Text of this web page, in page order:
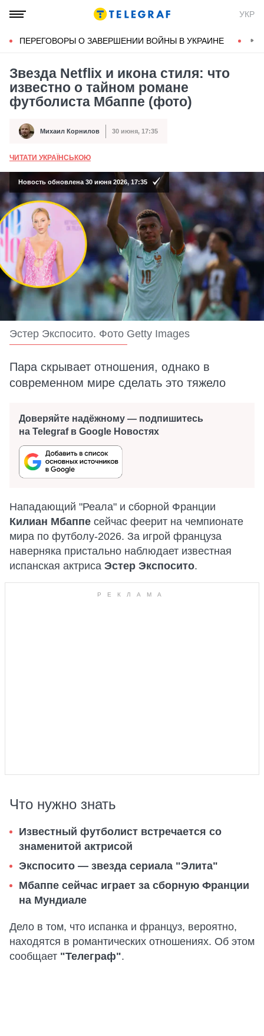
УКР
ПЕРЕГОВОРЫ О ЗАВЕРШЕНИИ ВОЙНЫ В УКРАИНЕ
Звезда Netflix и икона стиля: что
известно о тайном романе
футболиста Мбаппе (фото)
Автор Михаил Корнилов
Дата публикации 30 июня, 17:35
ЧИТАТИ УКРАЇНСЬКОЮ
Новость обновлена 30 июня 2026, 17:35
Эстер Экспосито. Фото Getty Images
Пара скрывает отношения, однако в
современном мире сделать это тяжело
Доверяйте надёжному — подпишитесь
на Telegraf в Google Новостях
Нападающий "Реала" и сборной Франции
Килиан Мбаппе сейчас феерит на чемпионате
мира по футболу-2026. За игрой француза
наверняка пристально наблюдает известная
испанская актриса Эстер Экспосито.
Что нужно знать
Известный футболист встречается со
знаменитой актрисой
Экспосито — звезда сериала "Элита"
Мбаппе сейчас играет за сборную Франции
на Мундиале
Дело в том, что испанка и француз, вероятно,
находятся в романтических отношениях. Об этом
сообщает "Телеграф".